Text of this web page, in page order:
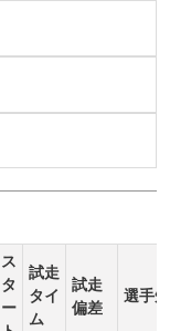
ス
タ
ー
試走
タイ
ム
試走
偏差
選手